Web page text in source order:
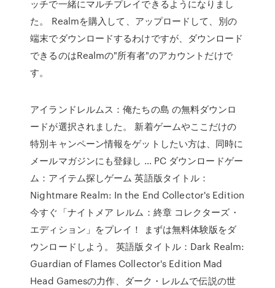
ッチで一緒にマルチプレイできるようになりまし
た。 Realmを購入して、アップロードして、別の
端末でダウンロードするわけですが、ダウンロード
できるのはRealmの"所有者"のアカウントだけで
す。
アイランドレルムス：俺たちの島 の無料ダウンロ
ードが選択されました。 新着ゲームやここだけの
特別キャンペーン情報をゲットしたい方は、同時に
メールマガジンにも登録し … PC ダウンロードゲー
ム：アイテム探しゲーム 英語版タイトル：
Nightmare Realm: In the End Collector's Edition
今すぐ「ナイトメア レルム：終章 コレクターズ・
エディション」をプレイ！ まずは無料体験版をダ
ウンロードしよう。 英語版タイトル：Dark Realm:
Guardian of Flames Collector's Edition Mad
Head Gamesの力作、ダーク・レルムで伝説の世